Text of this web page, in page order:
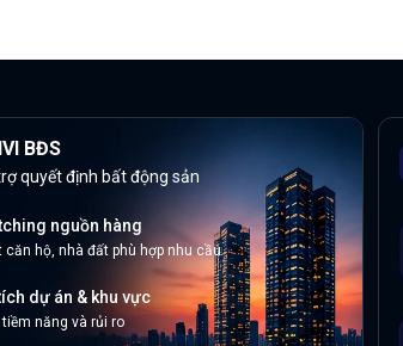
BĐS
quyết định bất động sản
nguồn hàng
căn hộ, nhà đất phù hợp nhu cầu
dự án & khu vực
tiềm năng và rủi ro